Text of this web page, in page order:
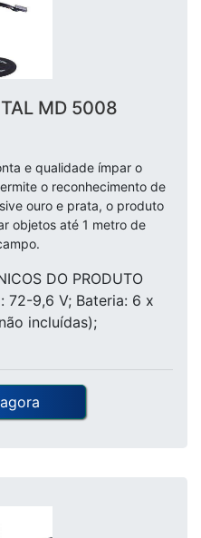
MD 5008
e qualidade ímpar o
o reconhecimento de
ouro e prata, o produto
objetos até 1 metro de
DO PRODUTO
72-9,6 V; Bateria: 6 x
incluídas);